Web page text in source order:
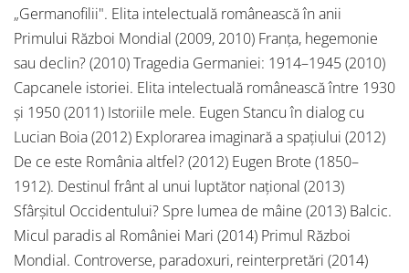
„Germanofilii". Elita intelectuală românească în anii
Primului Război Mondial (2009, 2010) Franţa, hegemonie
sau declin? (2010) Tragedia Germaniei: 1914–1945 (2010)
Capcanele istoriei. Elita intelectuală românească între 1930
şi 1950 (2011) Istoriile mele. Eugen Stancu în dialog cu
Lucian Boia (2012) Explorarea imaginară a spaţiului (2012)
De ce este România altfel? (2012) Eugen Brote (1850–
1912). Destinul frânt al unui luptător naţional (2013)
Sfârşitul Occidentului? Spre lumea de mâine (2013) Balcic.
Micul paradis al României Mari (2014) Primul Război
Mondial. Controverse, paradoxuri, reinterpretări (2014)